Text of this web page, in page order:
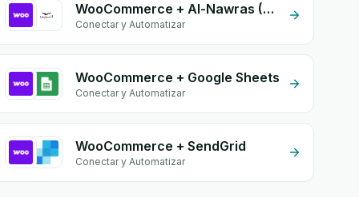
WooCommerce + Al-Nawras (Nawris)
Conectar y Automatizar
WooCommerce + Google Sheets
Conectar y Automatizar
WooCommerce + SendGrid
Conectar y Automatizar